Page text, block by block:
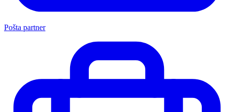
Pošta partner